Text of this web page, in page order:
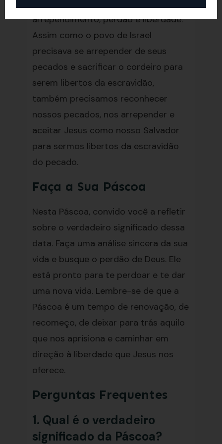
arrependimento, perdão e liberdade.
Assim como o povo de Israel
precisava se arrepender de seus
pecados e sacrificar o cordeiro para
serem libertos da escravidão,
também precisamos reconhecer
nossos pecados, nos arrepender e
aceitar Jesus como nosso Salvador
para sermos libertos da escravidão
do pecado.
Faça a Sua Páscoa
Nesta Páscoa, convido você a refletir
sobre o verdadeiro significado dessa
data. Faça uma análise sincera da sua
vida e busque o perdão de Deus. Ele
está pronto para te perdoar e te dar
uma nova vida. Lembre-se de que a
Páscoa é um tempo de renovação, de
recomeço, de deixar para trás aquilo
que nos aprisiona e caminhar em
direção à liberdade que Jesus nos
oferece.
Perguntas Frequentes
1. Qual é o verdadeiro
significado da Páscoa?